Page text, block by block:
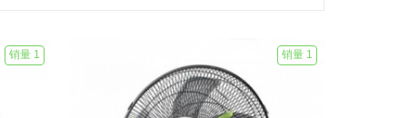
销量 1 销量 1